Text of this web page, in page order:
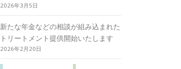
2026年3月5日
新たな年金などの相談が組み込まれた
トリートメント提供開始いたします
2026年2月20日